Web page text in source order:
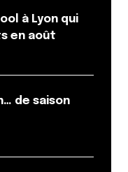
à Lyon qui
en août
de saison